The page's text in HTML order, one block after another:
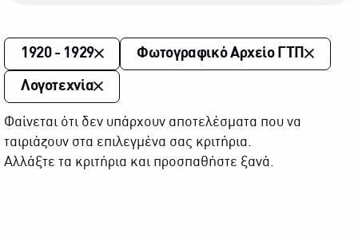
1920 - 1929 Φωτογραφικό Αρχείο ΓΤΠ
Λογοτεχνία
Φαίνεται ότι δεν υπάρχουν αποτελέσματα που να
ταιριάζουν στα επιλεγμένα σας κριτήρια.
Αλλάξτε τα κριτήρια και προσπαθήστε ξανά.